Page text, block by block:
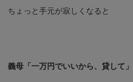
ちょっと手元が寂しくなると
義母「一万円でいいから、貸して」